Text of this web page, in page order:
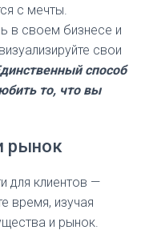
с мечты.
в своем бизнесе и
свои
способ
то, что вы
рынок
для клиентов —
время, изучая
и рынок.